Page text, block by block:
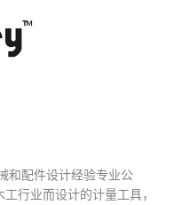
和配件设计经验专业公
行业而设计的计量工具，